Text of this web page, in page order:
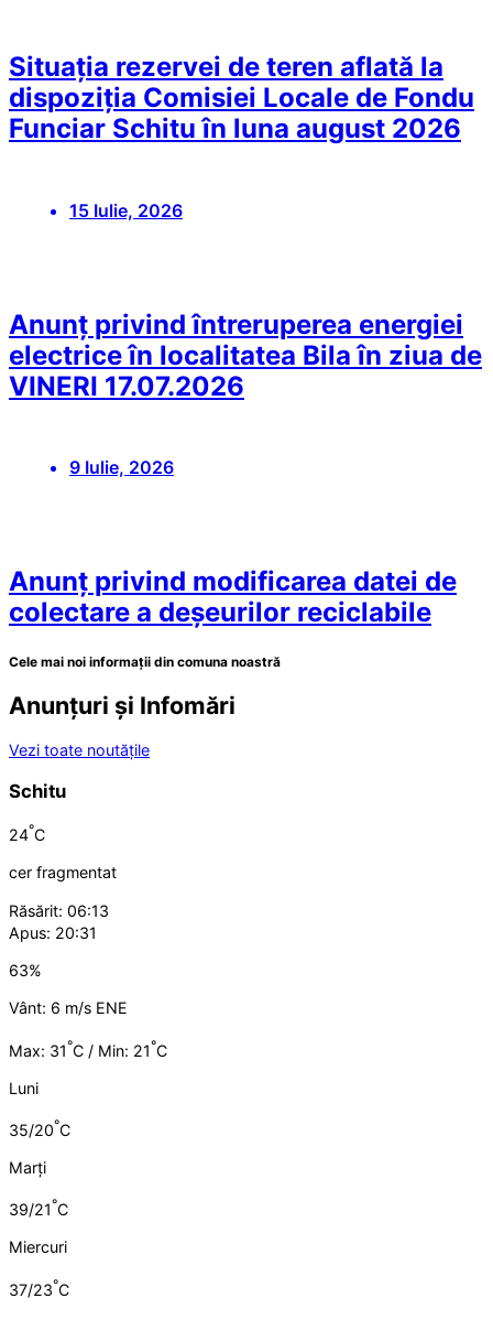
Situația rezervei de teren aflată la
dispoziția Comisiei Locale de Fondu
Funciar Schitu în luna august 2026
15 Iulie, 2026
Anunț privind întreruperea energiei
electrice în localitatea Bila în ziua de
VINERI 17.07.2026
9 Iulie, 2026
Anunț privind modificarea datei de
colectare a deșeurilor reciclabile
Cele mai noi informații din comuna noastră
Anunțuri și Infomări
Vezi toate noutățile
Schitu
24°C
cer fragmentat
Răsărit: 06:13
Apus: 20:31
63%
Vânt: 6 m/s ENE
Max: 31°C / Min: 21°C
Luni
35/20°C
Marți
39/21°C
Miercuri
37/23°C